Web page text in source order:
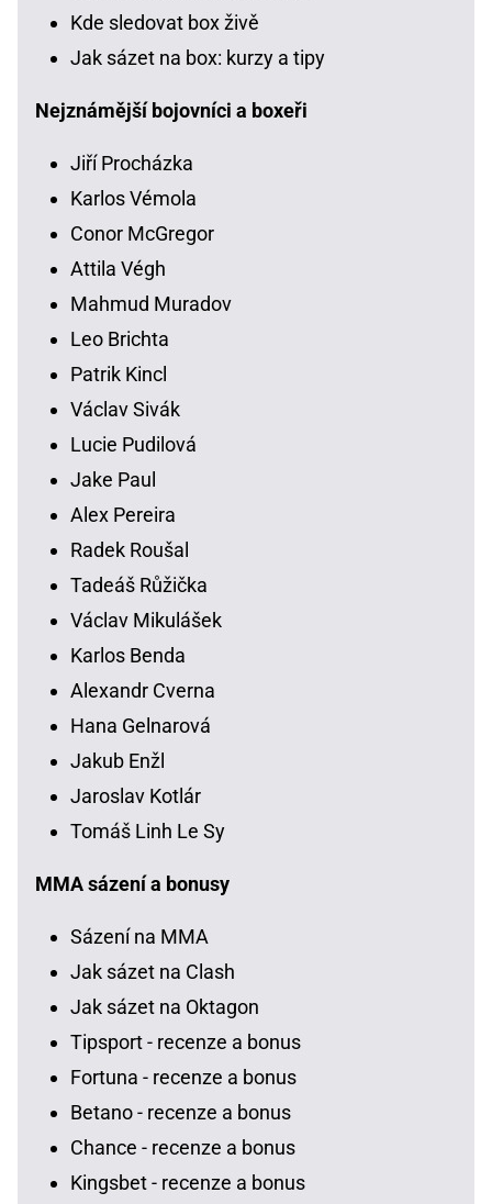
Kde sledovat box živě
Jak sázet na box: kurzy a tipy
Nejznámější bojovníci a boxeři
Jiří Procházka
Karlos Vémola
Conor McGregor
Attila Végh
Mahmud Muradov
Leo Brichta
Patrik Kincl
Václav Sivák
Lucie Pudilová
Jake Paul
Alex Pereira
Radek Roušal
Tadeáš Růžička
Václav Mikulášek
Karlos Benda
Alexandr Cverna
Hana Gelnarová
Jakub Enžl
Jaroslav Kotlár
Tomáš Linh Le Sy
MMA sázení a bonusy
Sázení na MMA
Jak sázet na Clash
Jak sázet na Oktagon
Tipsport - recenze a bonus
Fortuna - recenze a bonus
Betano - recenze a bonus
Chance - recenze a bonus
Kingsbet - recenze a bonus